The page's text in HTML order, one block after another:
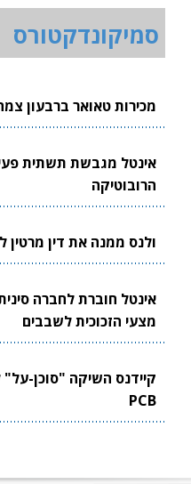
סמיקונדקטורס
מכירות טאואר ברבעון צמחו
אינטל מגבשת תשתית
הרובוטיקה
ולנס ממנה את דין
אינטל חוברת לחברה
מצעי הזכוכית לשבבים
קיידנס השיקה "סוכן-
PCB